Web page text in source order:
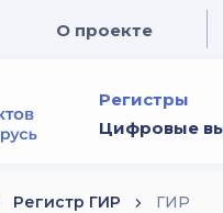
О проекте
Регистры
Цифровые
Регистр ГИР ГИР